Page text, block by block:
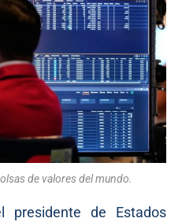
de valores del mundo.
presidente de Estados